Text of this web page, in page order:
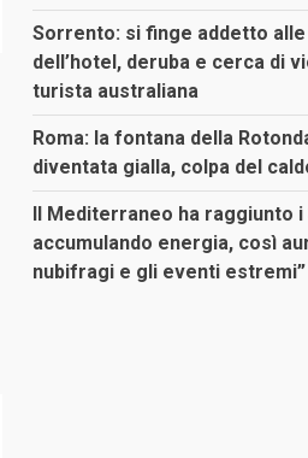
Sorrento: si finge addetto
dell’hotel, deruba e cerca di
turista australiana
Roma: la fontana della
diventata gialla, colpa del
Il Mediterraneo ha raggiunto i
accumulando energia, così
nubifragi e gli eventi estremi”